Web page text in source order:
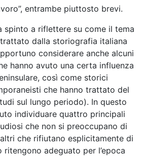
entrambe piuttosto brevi.
spinto a riflettere su come il tema
dalla storiografia italiana
considerare anche alcuni
hanno avuto una certa influenza
così come storici
che hanno trattato del
sul lungo periodo). In questo
individuare quattro principali
che non si preoccupano di
che rifiutano esplicitamente di
ritengono adeguato per l’epoca